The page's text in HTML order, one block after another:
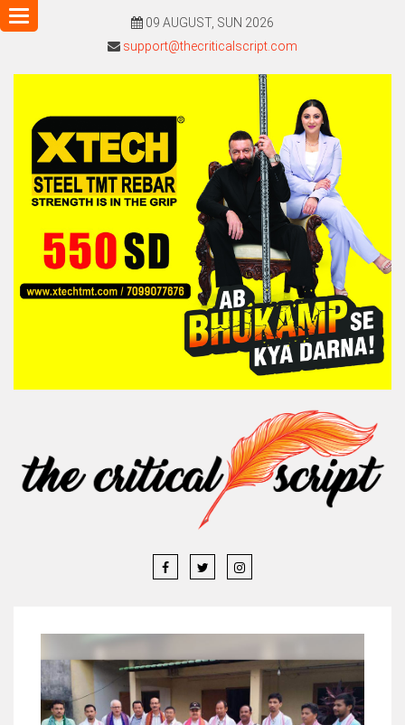
09 AUGUST, SUN 2026
support@thecriticalscript.com
Toggle
navigation